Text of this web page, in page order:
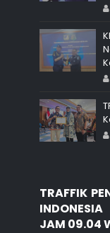
TRAFFIK
JAM 09.04